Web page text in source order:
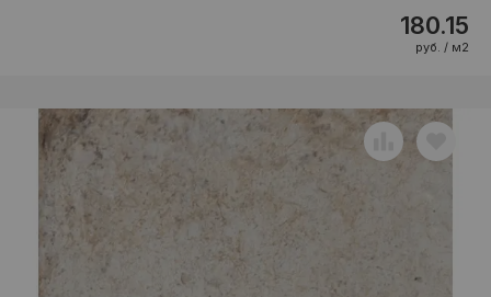
180.15
руб. / м2